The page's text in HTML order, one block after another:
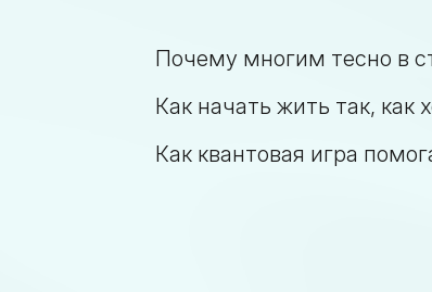
Почему многим тесно в
Как начать жить так, как
Как квантовая игра